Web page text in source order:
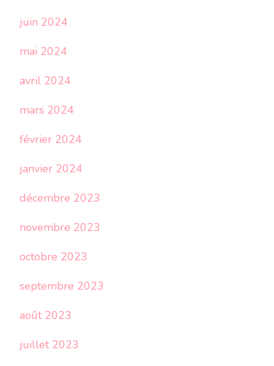
juin 2024
mai 2024
avril 2024
mars 2024
février 2024
janvier 2024
décembre 2023
novembre 2023
octobre 2023
septembre 2023
août 2023
juillet 2023